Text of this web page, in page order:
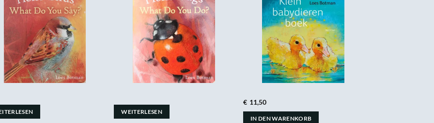
WEITERLESEN
€ 11,50
IN DEN WARENKORB